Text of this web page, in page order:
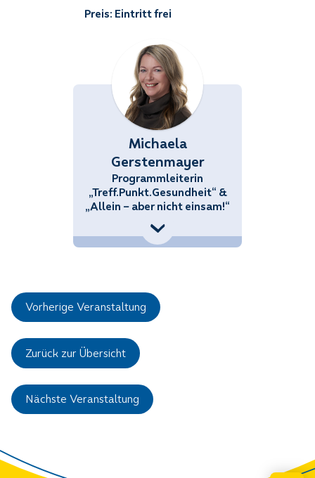
Preis: Eintritt frei
Michaela
Gerstenmayer
Programmleiterin
„Treff.Punkt.Gesundheit“ &
„Allein – aber nicht einsam!“
+43 (676) 858 70 34434
Michaela.Gerstenmayer@noetutgut.at
Vorherige Veranstaltung
Zurück zur Übersicht
Nächste Veranstaltung